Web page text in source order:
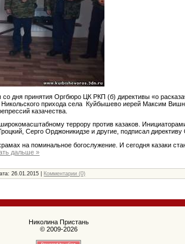
дня принятия Оргбюро ЦК РКП (б) директивы «о
Никольского прихода села Куйбышево иерей Максим
казачества.
террору против казаков.
Серго Орджоникидзе и другие, подписал директиву
на поминальное богослужение. И сегодня казаки
дальше »
26.01.2015 Комментарии (0)
Николина Пристань
© 2009-2026